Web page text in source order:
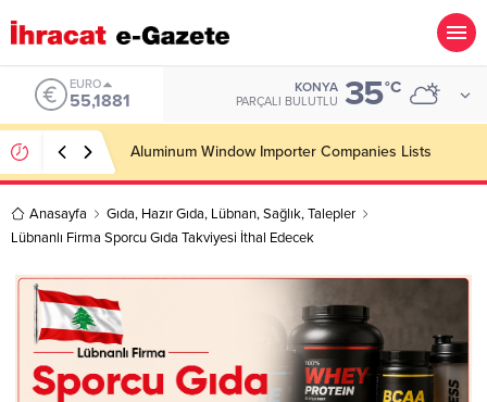
ALTIN
6.660,55
KONYA
PARÇALI BULUTLU 35°C
Wooden Pallet Importer Companies Lists
Anasayfa Gıda, Hazır Gıda, Lübnan,Sağlık,Talepler
Lübnanlı Firma Sporcu Gıda Takviyesi İthal Edecek